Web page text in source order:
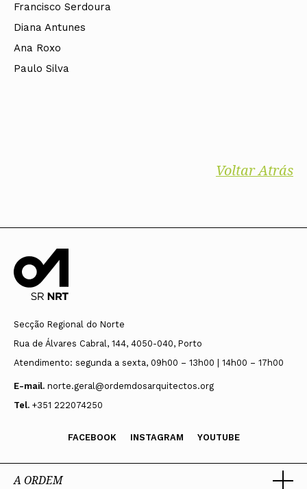
Francisco Serdoura
Diana Antunes
Ana Roxo
Paulo Silva
Voltar Atrás
Secção Regional do Norte
Rua de Álvares Cabral, 144, 4050-040, Porto
Atendimento: segunda a sexta, 09h00 – 13h00 | 14h00 – 17h00
E-mail. norte.geral@ordemdosarquitectos.org
Tel. +351 222074250
FACEBOOK INSTAGRAM YOUTUBE
A ORDEM